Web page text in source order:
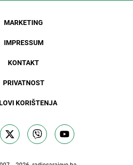
MARKETING
IMPRESSUM
KONTAKT
PRIVATNOST
KORIŠTENJA